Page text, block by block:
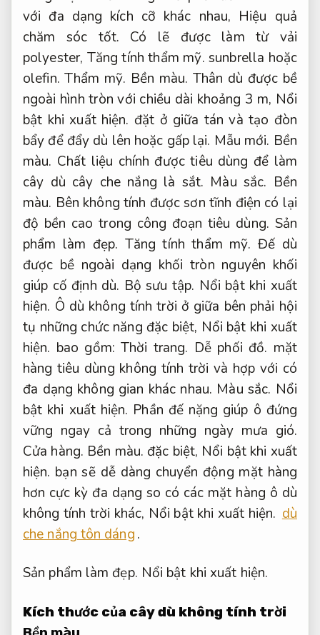
với đa dạng kích cỡ khác nhau, Hiệu quả
chăm sóc tốt. Có lẽ được làm từ vải
polyester, Tăng tính thẩm mỹ. sunbrella hoặc
olefin.Thẩm mỹ. Bền màu. Thân dù được bề
ngoài hình tròn với chiều dài khoảng 3 m, Nổi
bật khi xuất hiện. đặt ở giữa tán và tạo đòn
bẩy để đẩy dù lên hoặc gấp lại. Mẫu mới. Bền
màu. Chất liệu chính được tiêu dùng để làm
cây dù cây che nắng là sắt. Màu sắc. Bền
màu. Bên không tính được sơn tĩnh điện có lại
độ bền cao trong công đoạn tiêu dùng. Sản
phẩm làm đẹp. Tăng tính thẩm mỹ. Đế dù
được bề ngoài dạng khối tròn nguyên khối
giúp cố định dù. Bộ sưu tập. Nổi bật khi xuất
hiện. Ô dù không tính trời ở giữa bên phải hội
tụ những chức năng đặc biệt, Nổi bật khi xuất
hiện. bao gồm:Thời trang. Dễ phối đồ. mặt
hàng tiêu dùng không tính trời và hợp với có
đa dạng không gian khác nhau. Màu sắc. Nổi
bật khi xuất hiện. Phần đế nặng giúp ô đứng
vững ngay cả trong những ngày mưa gió.
Cửa hàng. Bền màu. đặc biệt, Nổi bật khi xuất
hiện. bạn sẽ dễ dàng chuyển động mặt hàng
hơn cực kỳ đa dạng so có các mặt hàng ô dù
không tính trời khác, Nổi bật khi xuất hiện. dù
che nắng tôn dáng.
Sản phẩm làm đẹp. Nổi bật khi xuất hiện.
Kích thước của cây dù không tính trời